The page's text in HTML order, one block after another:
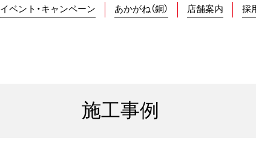
イベント・キャンペーン あかがね（銅） 店舗案内 採
施工事例